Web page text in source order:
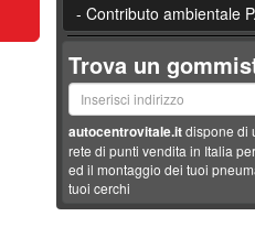
- Contributo ambientale
Trova un
autocentrovitale.itdispone di
rete di punti vendita in Italia
ed il montaggio dei tuoi
tuoi cerchi